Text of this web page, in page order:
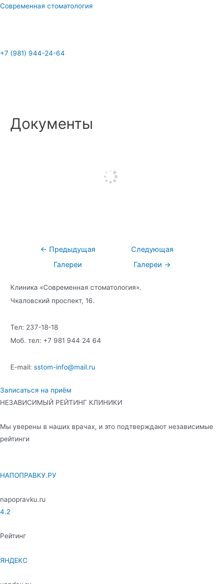
Перейти
Современная стоматология
+7 (981) 944-24-64
Документы
Навигация
← Предыдущая
Галереи
Следующая
Галереи →
Клиника «Современная стоматология».
Чкаловский проспект, 16.
Тел: 237-18-18
Моб. тел: +7 981 944 24 64
E-mail:sstom-info@mail.ru
Записаться на приём
НЕЗАВИСИМЫЙ РЕЙТИНГ КЛИНИКИ
Мы уверены в наших врачах, и это подтверждают независимые
рейтинги
НАПОПРАВКУ.РУ
napopravku.ru
4.2
Рейтинг
ЯНДЕКС